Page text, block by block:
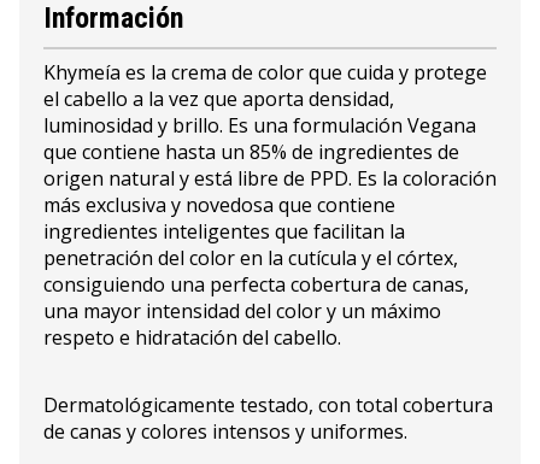
Información
Khymeía es la crema de color que cuida y protege
el cabello a la vez que aporta densidad,
luminosidad y brillo. Es una formulación Vegana
que contiene hasta un 85% de ingredientes de
origen natural y está libre de PPD. Es la coloración
más exclusiva y novedosa que contiene
ingredientes inteligentes que facilitan la
penetración del color en la cutícula y el córtex,
consiguiendo una perfecta cobertura de canas,
una mayor intensidad del color y un máximo
respeto e hidratación del cabello.
Dermatológicamente testado, con total cobertura
de canas y colores intensos y uniformes.